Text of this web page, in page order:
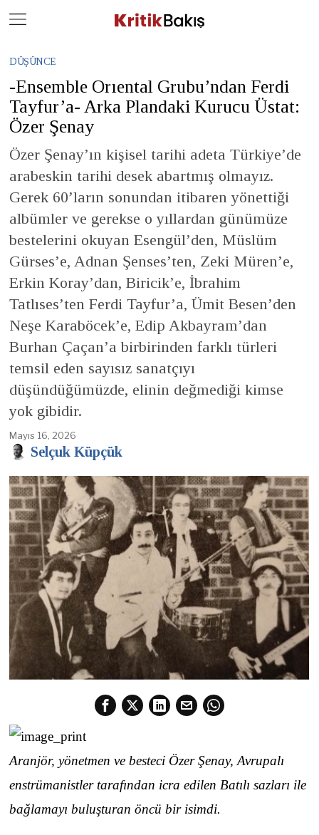
DÜŞÜNCE
-Ensemble Orıental Grubu’ndan Ferdi
Tayfur’a- Arka Plandaki Kurucu Üstat:
Özer Şenay
Özer Şenay’ın kişisel tarihi adeta Türkiye’de
arabeskin tarihi desek abartmış olmayız.
Gerek 60’ların sonundan itibaren yönettiği
albümler ve gerekse o yıllardan günümüze
bestelerini okuyan Esengül’den, Müslüm
Gürses’e, Adnan Şenses’ten, Zeki Müren’e,
Erkin Koray’dan, Biricik’e, İbrahim
Tatlıses’ten Ferdi Tayfur’a, Ümit Besen’den
Neşe Karaböcek’e, Edip Akbayram’dan
Burhan Çaçan’a birbirinden farklı türleri
temsil eden sayısız sanatçıyı
düşündüğümüzde, elinin değmediği kimse
yok gibidir.
Mayıs 16, 2026
Selçuk Küpçük
Aranjör, yönetmen ve besteci Özer Şenay, Avrupalı
enstrümanistler tarafından icra edilen Batılı sazları ile
bağlamayı buluşturan öncü bir isimdi.